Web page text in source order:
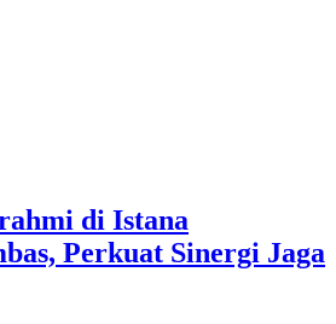
di Istana
Perkuat Sinergi Jaga